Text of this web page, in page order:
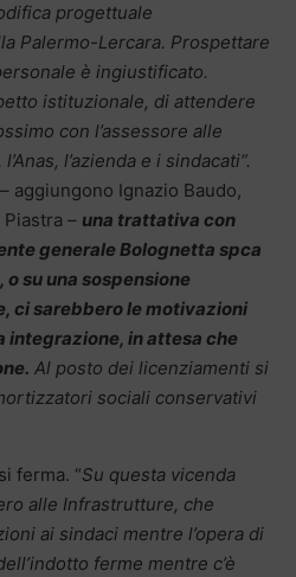
progettuale
Palermo-Lercara. Prospettare
è ingiustificato.
istituzionale, di attendere
con l’assessore alle
l’azienda e i sindacati”.
aggiungono Ignazio Baudo,
Piastra – una trattativa con
generale Bolognetta spca
su una sospensione
ci sarebbero le motivazioni
integrazione, in attesa che
Al posto dei licenziamenti si
sociali conservativi
ferma. “Su questa vicenda
alle Infrastrutture, che
ai sindaci mentre l’opera di
ferme mentre c’è